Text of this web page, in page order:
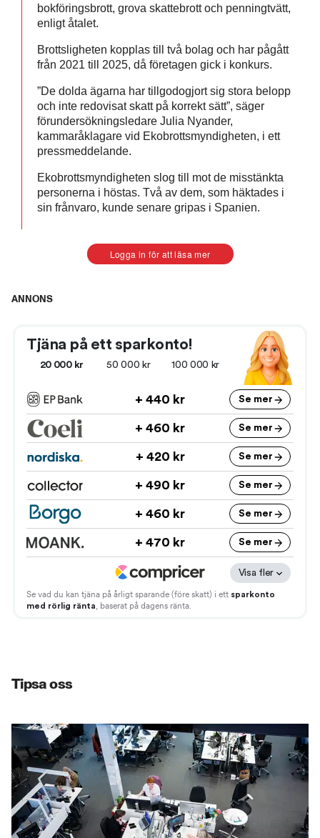
bokföringsbrott, grova skattebrott och penningtvätt,
enligt åtalet.
Brottsligheten kopplas till två bolag och har pågått
från 2021 till 2025, då företagen gick i konkurs.
”De dolda ägarna har tillgodogjort sig stora belopp
och inte redovisat skatt på korrekt sätt”, säger
förundersökningsledare Julia Nyander,
kammaråklagare vid Ekobrottsmyndigheten, i ett
pressmeddelande.
Ekobrottsmyndigheten slog till mot de misstänkta
personerna i höstas. Två av dem, som häktades i
sin frånvaro, kunde senare gripas i Spanien.
Logga in för att läsa mer
ANNONS
Tipsa oss